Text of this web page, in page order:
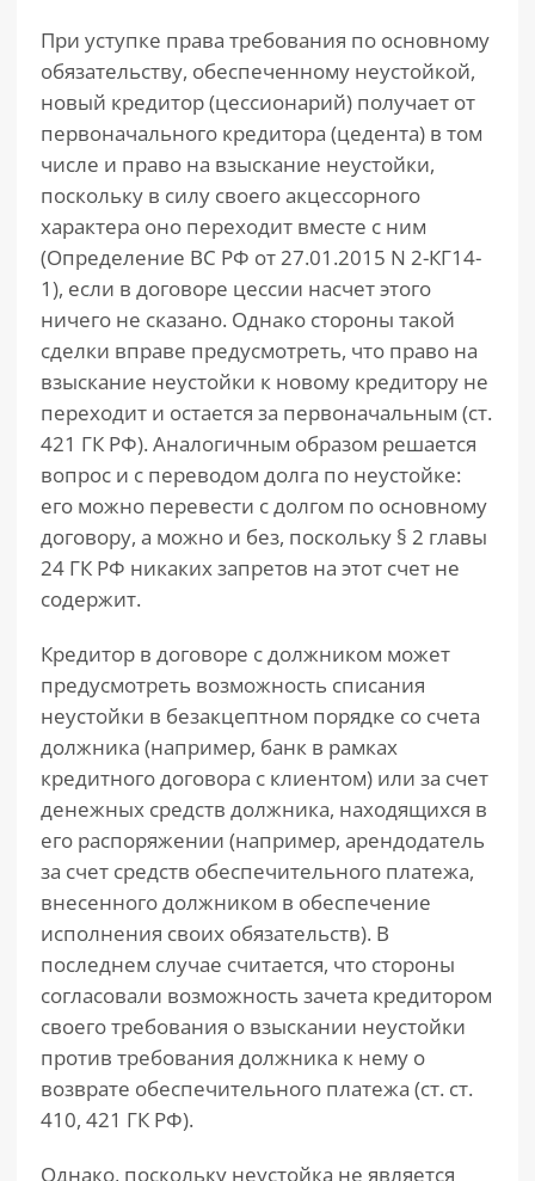
При уступке права требования по основному
обязательству, обеспеченному неустойкой,
новый кредитор (цессионарий) получает от
первоначального кредитора (цедента) в том
числе и право на взыскание неустойки,
поскольку в силу своего акцессорного
характера оно переходит вместе с ним
(Определение ВС РФ от 27.01.2015 N 2-КГ14-
1), если в договоре цессии насчет этого
ничего не сказано. Однако стороны такой
сделки вправе предусмотреть, что право на
взыскание неустойки к новому кредитору не
переходит и остается за первоначальным (ст.
421 ГК РФ). Аналогичным образом решается
вопрос и с переводом долга по неустойке:
его можно перевести с долгом по основному
договору, а можно и без, поскольку § 2 главы
24 ГК РФ никаких запретов на этот счет не
содержит.
Кредитор в договоре с должником может
предусмотреть возможность списания
неустойки в безакцептном порядке со счета
должника (например, банк в рамках
кредитного договора с клиентом) или за счет
денежных средств должника, находящихся в
его распоряжении (например, арендодатель
за счет средств обеспечительного платежа,
внесенного должником в обеспечение
исполнения своих обязательств). В
последнем случае считается, что стороны
согласовали возможность зачета кредитором
своего требования о взыскании неустойки
против требования должника к нему о
возврате обеспечительного платежа (ст. ст.
410, 421 ГК РФ).
Однако, поскольку неустойка не является